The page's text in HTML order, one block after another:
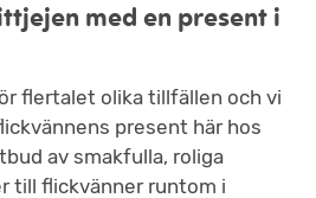
med en present i
flertalet olika tillfällen och vi
present här hos
av smakfulla, roliga
till flickvänner runtom i